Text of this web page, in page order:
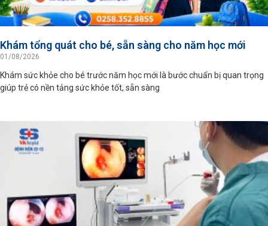
Khám tổng quát cho bé, sẵn sàng cho năm học mới
01/08/2026
Khám sức khỏe cho bé trước năm học mới là bước chuẩn bị quan trọng
giúp trẻ có nền tảng sức khỏe tốt, sẵn sàng